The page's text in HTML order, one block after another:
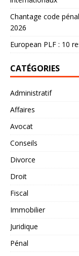
Chantage code
2026
European PLF : 10
CATÉGORIES
Administratif
Affaires
Avocat
Conseils
Divorce
Droit
Fiscal
Immobilier
Juridique
Pénal